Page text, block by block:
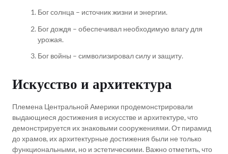
Бог солнца – источник жизни и энергии.
Бог дождя – обеспечивал необходимую влагу для
урожая.
Бог войны – символизировал силу и защиту.
Искусство и архитектура
Племена Центральной Америки продемонстрировали
выдающиеся достижения в искусстве и архитектуре, что
демонстрируется их знаковыми сооружениями. От пирамид
до храмов, их архитектурные достижения были не только
функциональными, но и эстетическими. Важно отметить, что